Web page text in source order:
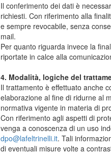
Il conferimento dei dati è
richiesti. Con riferimento alla
e sempre revocabile, senza
mail.
Per quanto riguarda invece la
riportate in calce alla
4. Modalità, logiche del
Il trattamento è effettuato anche
elaborazione al fine di ridurne al
normativa vigente in materia di
Con riferimento agli aspetti di
venga a conoscenza di un uso
dpo@lafeltrinelli.it. Tali
di eventuali misure volte a